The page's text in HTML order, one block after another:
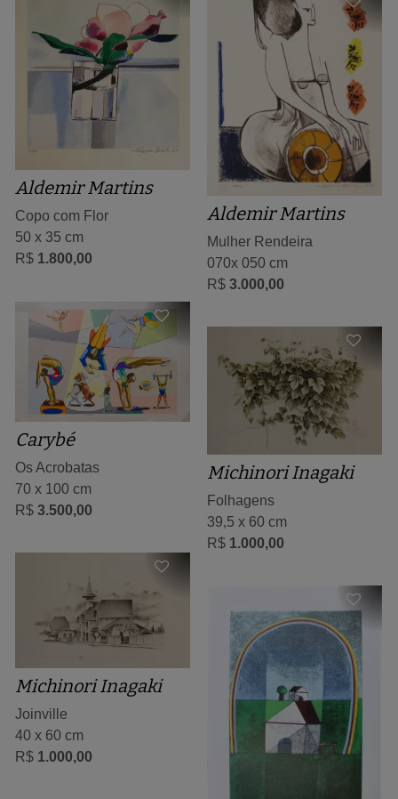
Aldemir Martins
Copo com Flor
50 x 35 cm
R$ 1.800,00
Aldemir Martins
Mulher Rendeira
070x 050 cm
R$ 3.000,00
Carybé
Os Acrobatas
70 x 100 cm
R$ 3.500,00
Michinori Inagaki
Folhagens
39,5 x 60 cm
R$ 1.000,00
Michinori Inagaki
Joinville
40 x 60 cm
R$ 1.000,00